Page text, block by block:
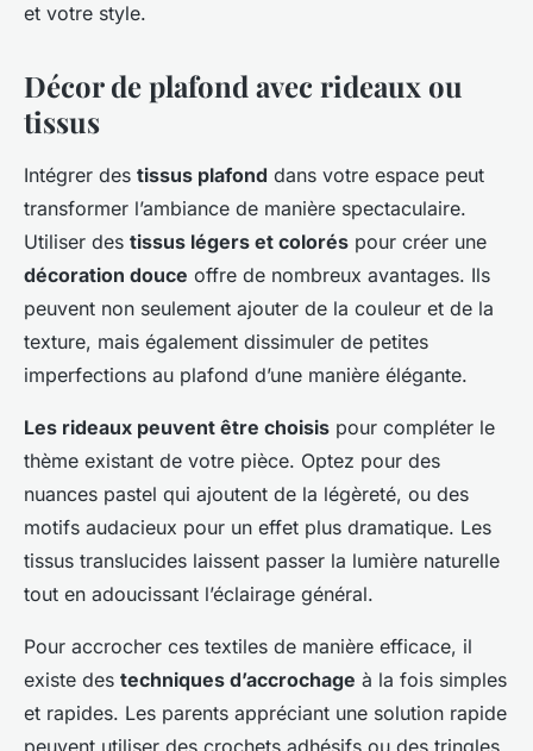
et votre style.
Décor de plafond avec rideaux ou
tissus
Intégrer des tissus plafond dans votre espace peut
transformer l’ambiance de manière spectaculaire.
Utiliser des tissus légers et colorés pour créer une
décoration douce offre de nombreux avantages. Ils
peuvent non seulement ajouter de la couleur et de la
texture, mais également dissimuler de petites
imperfections au plafond d’une manière élégante.
Les rideaux peuvent être choisis pour compléter le
thème existant de votre pièce. Optez pour des
nuances pastel qui ajoutent de la légèreté, ou des
motifs audacieux pour un effet plus dramatique. Les
tissus translucides laissent passer la lumière naturelle
tout en adoucissant l’éclairage général.
Pour accrocher ces textiles de manière efficace, il
existe des techniques d’accrochage à la fois simples
et rapides. Les parents appréciant une solution rapide